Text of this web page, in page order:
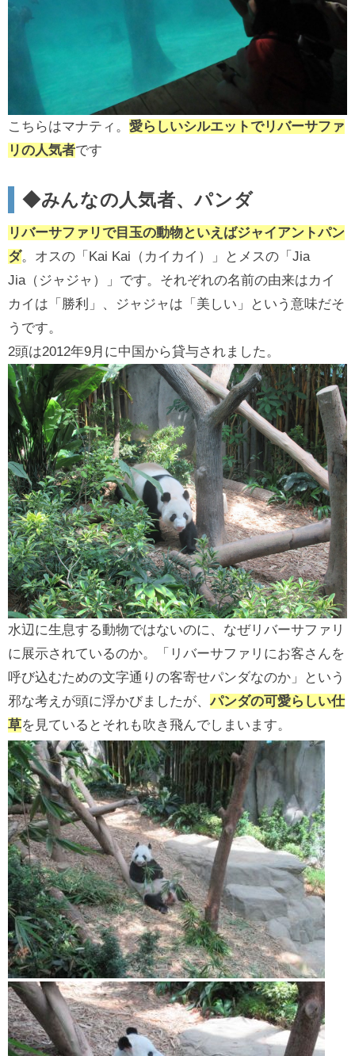
こちらはマナティ。 愛らしいシルエットでリバーサファ
リの人気者です
◆みんなの人気者、パンダ
リバーサファリで目玉の動物といえばジャイアントパン
ダ。オスの「Kai Kai（カイカイ）」とメスの「Jia
Jia（ジャジャ）」です。それぞれの名前の由来はカイ
カイは「勝利」、ジャジャは「美しい」という意味だそ
うです。
2頭は2012年9月に中国から貸与されました。
水辺に生息する動物ではないのに、なぜリバーサファリ
に展示されているのか。「リバーサファリにお客さんを
呼び込むための文字通りの客寄せパンダなのか」という
邪な考えが頭に浮かびましたが、パンダの可愛らしい仕
草を見ているとそれも吹き飛んでしまいます。